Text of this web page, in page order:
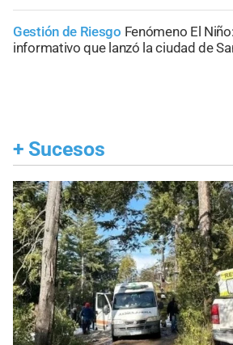
Gestión de Riesgo Fenómeno El
informativo que lanzó la ciudad de
+ Sucesos